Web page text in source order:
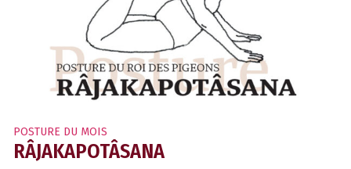
POSTURE DU MOIS
RÂJAKAPOTÂSANA